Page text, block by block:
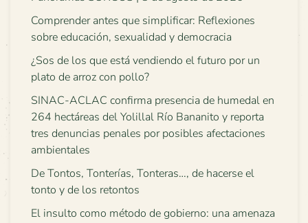
Comprender antes que simplificar: Reflexiones
sobre educación, sexualidad y democracia
¿Sos de los que está vendiendo el futuro por un
plato de arroz con pollo?
SINAC-ACLAC confirma presencia de humedal en
264 hectáreas del Yolillal Río Bananito y reporta
tres denuncias penales por posibles afectaciones
ambientales
De Tontos, Tonterías, Tonteras…, de hacerse el
tonto y de los retontos
El insulto como método de gobierno: una amenaza